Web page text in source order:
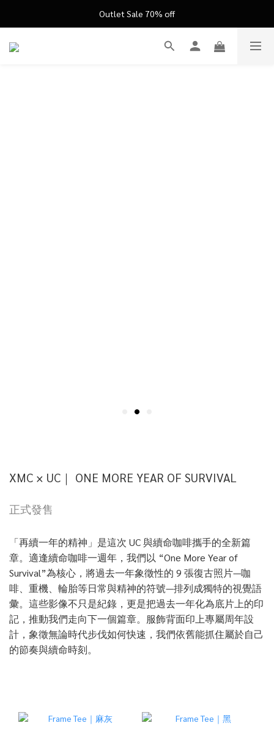
FATHER'S DAY ’26 ｜ 父親節限定盛典
Outlet Sale 70% off
FATHER'S DAY ’26 ｜ 父親節限定盛典
XMC × UC｜ ONE MORE YEAR OF SURVIVAL
正式發售
「再續一年的精神」是這次 UC 與續命咖啡攜手的全新篇
章。適逢續命咖啡一週年，我們以 “One More Year of
Survival”為核心，將過去一年象徵性的 9 張復古照片—咖
啡、重機、輪胎等日常與精神的符號—排列成獨特的視覺語
彙。這些影像不只是紀錄，更是把過去一年化為底片上的印
記，推動我們走向下一個篇章。服飾背面印上專屬周年設
計，象徵無論時代步伐如何快速，我們依舊能抓住屬於自己
的節奏與續命時刻。